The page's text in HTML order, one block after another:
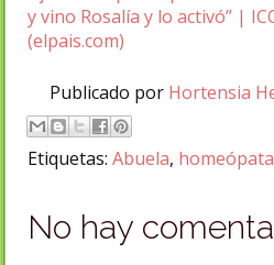
y vino Rosalía y lo activó” |
(elpais.com)
Publicado por Hortensia
Etiquetas: Abuela, homeópata
No hay